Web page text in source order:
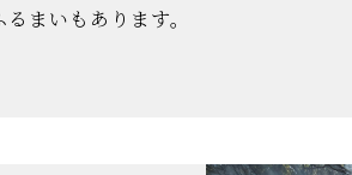
まいもあります。